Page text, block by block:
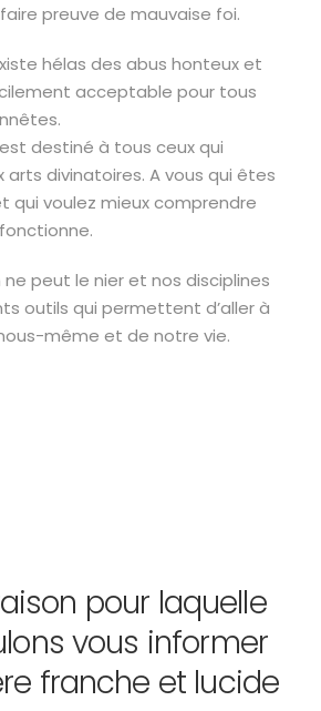
preuve de mauvaise foi.
hélas des abus honteux et
acceptable pour tous
destiné à tous ceux qui
arts divinatoires. A vous qui êtes
qui voulez mieux comprendre
ne peut le nier et nos disciplines
outils qui permettent d’aller à
même et de notre vie.
pour laquelle
vous informer
franche et lucide